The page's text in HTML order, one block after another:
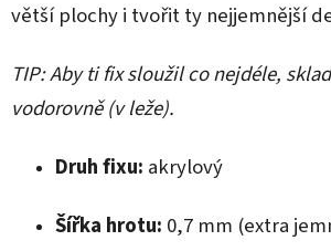
větší plochy i tvořit ty nejjemnější
TIP: Aby ti fix sloužil co nejdéle,
vodorovně (v leže).
Druh fixu: akrylový
Šířka hrotu: 0,7 mm (extra